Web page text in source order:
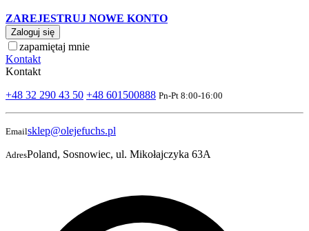
ZAREJESTRUJ NOWE KONTO
Zaloguj się
zapamiętaj mnie
Kontakt
Kontakt
+48 32 290 43 50 +48 601500888 Pn-Pt 8:00-16:00
Emailsklep@olejefuchs.pl
AdresPoland, Sosnowiec, ul. Mikołajczyka 63A